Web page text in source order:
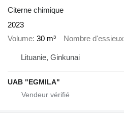
Citerne chimique
2023
Volume 30 m³ Nombre d'essieux
Lituanie, Ginkunai
UAB "EGMILA"